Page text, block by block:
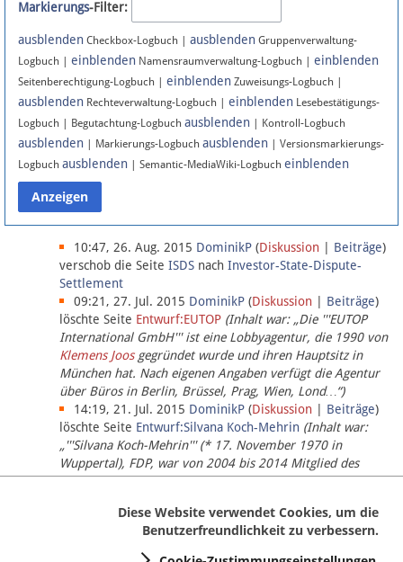
Facebook
Instagram
Anmelden
Datenschutz
Über Lobbypedia
Impressum
Markierungs-Filter:
ausblenden Checkbox-Logbuch | ausblenden Gruppenverwaltung-
Logbuch | einblenden Namensraumverwaltung-Logbuch | einblenden
Seitenberechtigung-Logbuch | einblenden Zuweisungs-Logbuch |
ausblenden Rechteverwaltung-Logbuch | einblenden Lesebestätigungs-
Logbuch | Begutachtung-Logbuch ausblenden | Kontroll-Logbuch
ausblenden | Markierungs-Logbuch ausblenden | Versionsmarkierungs-
Logbuch ausblenden | Semantic-MediaWiki-Logbuch einblenden
10:47, 26. Aug. 2015 DominikP (Diskussion Beiträge)
verschob die Seite ISDS nach Investor-State-Dispute-
Settlement
09:21, 27. Jul. 2015 DominikP (Diskussion Beiträge)
löschte Seite Entwurf:EUTOP (Inhalt war: „Die '''EUTOP
International GmbH''' ist eine Lobbyagentur, die 1990 von
Klemens Joosgegründet wurde und ihren Hauptsitz in
München hat. Nach eigenen Angaben verfügt die Agentur
über Büros in Berlin, Brüssel, Prag, Wien, Lond…“)
14:19, 21. Jul. 2015 DominikP (Diskussion Beiträge)
löschte Seite Entwurf:Silvana Koch-Mehrin (Inhalt war:
„'''Silvana Koch-Mehrin''' (* 17. November 1970 in
Wuppertal), FDP, war von 2004 bis 2014 Mitglied des
Europäischen Parlaments, seit November 2014 ist sie für
Diese Website verwendet Cookies, um die
Benutzerfreundlichkeit zu verbessern.